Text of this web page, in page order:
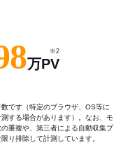
万PV
※2
です（特定のブラウザ、OS等に
する場合があります）。なお、モ
重複や、第三者による自動収集プ
り排除して計測しています。